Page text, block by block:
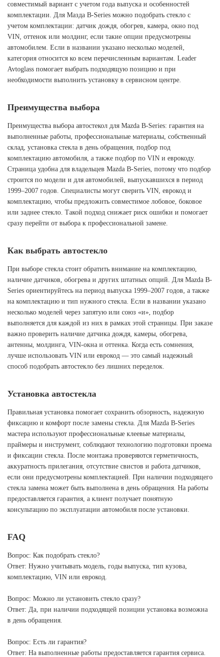
совместимый вариант с учетом года выпуска и особенностей
комплектации. Для Мазда B-Series можно подобрать стекло с
учетом комплектации: датчик дождя, обогрев, камера, окно под
VIN, оттенок или молдинг, если такие опции предусмотрены
автомобилем. Если в названии указано несколько моделей,
категория относится ко всем перечисленным вариантам. Leader
Avtoglass помогает выбрать подходящую позицию и при
необходимости выполнить установку в сервисном центре.
Преимущества выбора
Преимущества выбора автостекол для Mazda B-Series: гарантия на
выполненные работы, профессиональные материалы, собственный
склад, установка стекла в день обращения, подбор под
комплектацию автомобиля, а также подбор по VIN и еврокоду.
Страница удобна для владельцев Mazda B-Series, потому что подбор
строится по модели и для автомобилей, выпускавшихся в период
1999–2007 годов. Специалисты могут сверить VIN, еврокод и
комплектацию, чтобы предложить совместимое лобовое, боковое
или заднее стекло. Такой подход снижает риск ошибки и помогает
сразу перейти от выбора к профессиональной замене.
Как выбрать автостекло
При выборе стекла стоит обратить внимание на комплектацию,
наличие датчиков, обогрева и других штатных опций. Для Mazda B-
Series ориентируйтесь на период выпуска 1999–2007 годов, а также
на комплектацию и тип нужного стекла. Если в названии указано
несколько моделей через запятую или союз «и», подбор
выполняется для каждой из них в рамках этой страницы. При заказе
важно проверить наличие датчика дождя, камеры, обогрева,
антенны, молдинга, VIN-окна и оттенка. Когда есть сомнения,
лучше использовать VIN или еврокод — это самый надежный
способ подобрать автостекло без лишних переделок.
Установка автостекла
Правильная установка помогает сохранить обзорность, надежную
фиксацию и комфорт после замены стекла. Для Mazda B-Series
мастера используют профессиональные клеевые материалы,
праймеры и инструмент, соблюдают технологию подготовки проема
и фиксации стекла. После монтажа проверяются герметичность,
аккуратность прилегания, отсутствие свистов и работа датчиков,
если они предусмотрены комплектацией. При наличии подходящего
стекла замена может быть выполнена в день обращения. На работы
предоставляется гарантия, а клиент получает понятную
консультацию по эксплуатации автомобиля после установки.
FAQ
Вопрос: Как подобрать стекло?
Ответ: Нужно учитывать модель, годы выпуска, тип кузова,
комплектацию, VIN или еврокод.
Вопрос: Можно ли установить стекло сразу?
Ответ: Да, при наличии подходящей позиции установка возможна
в день обращения.
Вопрос: Есть ли гарантия?
Ответ: На выполненные работы предоставляется гарантия сервиса.